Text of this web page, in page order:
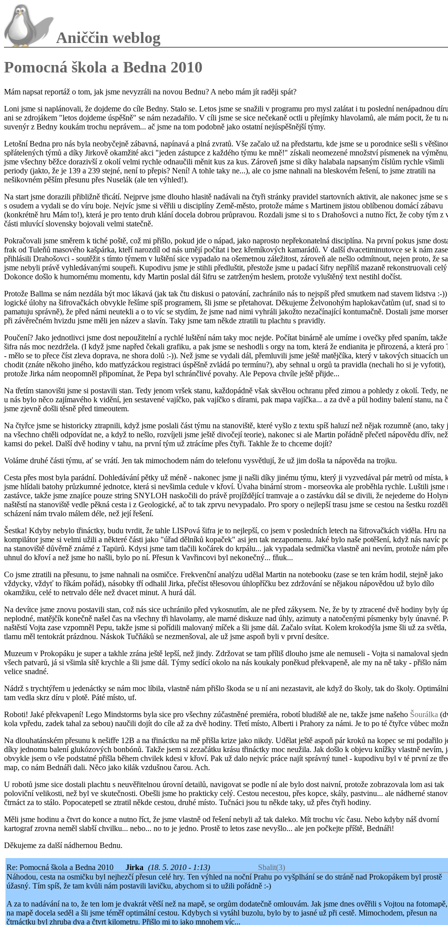
Aniččin weblog
Pomocná škola a Bedna 2010
Mám napsat reportáž o tom, jak jsme nevyzráli na novou Bednu? A nebo mám jít raději spát?
Loni jsme si naplánovali, že dojdeme do cíle Bedny. Stalo se. Letos jsme se snažili v programu pro mysl zalátat i tu poslední nenápadnou
ani se zdrojákem "letos dojdeme úspěšně" se nám nezadařilo. V cíli jsme se sice nečekaně octli u přejímky hlavolamů, ale mám pocit, že tu
suvenýr z Bedny koukám trochu neprávem... ač jsme na tom podobně jako ostatní nejúspěšnější týmy.
Letošní Bedna pro nás byla neobyčejně zábavná, napínavá a plná zvratů. Vše začalo už na předstartu, kde jsme se u porodnice sešli s
spřátelených týmů a díky Jirkově okamžité akci "jeden zástupce z každého týmu ke mně!" získali neomezené množství písmenek na
jsme všechny běžce dorazivší z okolí velmi rychle odnaučili měnit kus za kus. Zároveň jsme si díky halabala napsaným číslům rychle všimli
periody (jakto, že je 139 a 239 stejné, není to přepis? Není! A tohle taky ne...), ale co jsme nahnali na bleskovém řešení, to jsme ztratili na
nešikovném pěším přesunu přes Nuselák (ale ten výhled!).
Na start jsme dorazili přibližně třicátí. Nejprve jsme dlouho hlasitě nadávali na čtyři stránky pravidel startovních aktivit, ale nakonec jsme se
s osudem a vydali se do víru boje. Nejvíc jsme si věřili u disciplíny Země-město, protože máme s Martinem jistou oblíbenou domácí zábavu
(konkrétně hru Mám to!), která je pro tento druh klání docela dobrou průpravou. Rozdali jsme si to s Drahošovci a nutno říct, že coby tým z
části mluvící slovensky bojovali velmi statečně.
Pokračovali jsme směrem k tiché poště, což mi přišlo, pokud jde o nápad, jako naprosto nepřekonatelná disciplína. Na první pokus jsme
frak od Tuleňů masového kašpárka, kteří narozdíl od nás umějí počítat i bez křemíkových kamarádů. V další dvacetiminutovce se k nám zase
přihlásili Drahošovci - soutěžit s tímto týmem v luštění sice vypadalo na ošemetnou záležitost, zároveň ale nešlo odmítnout, nejen proto, že
jsme nebyli právě vyhledávanými soupeři. Kupodivu jsme je stihli předluštit, přestože jsme u padací šifry nepříliš mazaně rekonstruovali
Dokonce došlo k humornému momentu, kdy Martin poslal dál šifru se zatrženým heslem, protože vyluštěný text nestihl dočíst.
Protože Ballma se nám nezdála být moc lákavá (jak tak čtu diskusi o patování, zachránilo nás to nejspíš před smutkem nad stavem lidstva :-))
logické úlohy na šifrovačkách obvykle řešíme spíš programem, šli jsme se přetahovat. Děkujeme Želvonohým haplokavčatům (uf, snad si to
pamatuju správně), že před námi neutekli a o to víc se stydím, že jsme nad nimi vyhráli jakožto nezačínající kontumačně. Dostali jsme
při závěrečném hvizdu jsme měli jen název a slavín. Taky jsme tam někde ztratili tu plachtu s pravidly.
Poučení? Jako jednotlivci jsme dost nepoužitelní a rychlé luštění nám taky moc nejde. Počítat binárně ale umíme i ovečky před spaním,
šifra nás moc nezdržela. (I když jsme napřed čekali grafiku, a pak jsme se neshodli s orgy na tom, která že endianita je přirozená, a která pro
- mělo se to přece číst zleva doprava, ne shora dolů :-)). Než jsme se vydali dál, přemluvili jsme ještě matějčíka, který v takových situacích
chodit (znáte někoho jiného, kdo matfyzáckou registraci úspěšně zvládá po termínu?), aby sehnal u orgů ta pravidla (nechali ho si je vyfotit),
protože Jirka nám neopomněl připomínat, že Pepa byl schránčlivé povahy. Ale Pepova chvíle ještě přijde...
Na třetím stanovišti jsme si postavili stan. Tedy jenom vršek stanu, každopádně však skvělou ochranu před zimou a pohledy z okolí. Tedy,
u nás bylo něco zajímavého k vidění, jen sestavené vajíčko, pak vajíčko s dírami, pak mapa vajíčka... a za dvě a půl hodiny balení stanu, na
jsme zjevně došli těsně před timeoutem.
Na čtyřce jsme se historicky ztrapnili, když jsme poslali část týmu na stanoviště, které vyšlo z textu spíš haluzí než nějak rozumně (ano, taky
na všechno chtěli odpovídat ne, a když to nešlo, rozvíjeli jsme ještě divočejí teorie), nakonec si ale Martin pořádně přečetl nápovědu dřív,
kamsi do pekel. Další dvě hodiny v tahu, na první tým už ztrácíme přes čtyři. Takhle že to chceme dojít?
Voláme druhé části týmu, ať se vrátí. Jen tak mimochodem nám do telefonu vysvětlují, že už jim došla ta nápověda na trojku.
Cesta přes most byla parádní. Dohledávání pětky už méně - nakonec jsme ji našli díky jinému týmu, který ji vyzvedával pár metrů od místa,
jsme hlídali batohy průzkumné jednotce, která si nevšimla cedule v křoví. Úvaha binární strom - morseovka ale proběhla rychle. Luštili jsme
zastávce, takže jsme znajíce pouze string SNYLOH naskočili do právě projíždějící tramvaje a o zastávku dál se divili, že nejedeme do
naštěstí na stanoviště vedle pěkná cesta i z Geologické, ač to tak zprvu nevypadalo. Pro spory o nejlepší trasu jsme se cestou na šestku
scházení nám trvalo málem déle, než její řešení.
Šestka! Kdyby nebylo třináctky, budu tvrdit, že tahle LISPová šifra je to nejlepší, co jsem v posledních letech na šifrovačkách viděla. Hru na
kompilátor jsme si velmi užili a některé části jako "úřad dělníků kopaček" asi jen tak nezapomenu. Jaké bylo naše potěšení, když nás navíc
na stanoviště důvěrně známé z Tapürů. Kdysi jsme tam tlačili kočárek do krpálu... jak vypadala sedmička vlastně ani nevím, protože nám
uhnul do křoví a než jsme ho našli, bylo po ní. Přesun k Vavřincovi byl nekonečný... fňuk...
Co jsme ztratili na přesunu, to jsme nahnali na osmičce. Frekvenční analýzu udělal Martin na notebooku (zase se ten krám hodil, stejně jako
vždycky, vždyť to říkám pořád), násobky tří odhalil Jirka, přečíst tělesovou úhlopříčku bez zdržování se nějakou nápovědou už bylo dílo
okamžiku, celé to netrvalo déle než dvacet minut. A hurá dál.
Na devítce jsme znovu postavili stan, což nás sice uchránilo před vykosnutím, ale ne před zákysem. Ne, že by ty ztracené dvě hodiny byly
neplodné, matějčík konečně našel čas na všechny tři hlavolamy, ale marné diskuze nad úhly, azimuty a natočenými písmenky byly únavné.
naštěstí Vojta zase vzpomněl Pepu, takže jsme si pořídili malovaný míček a šli jsme dál. Začalo svítat. Kolem krokodýla jsme šli už za světla,
tlamu měl tentokrát prázdnou. Náskok Tučňáků se nezmenšoval, ale už jsme aspoň byli v první desítce.
Muzeum v Prokopáku je super a takhle zrána ještě lepší, než jindy. Zdržovat se tam příliš dlouho jsme ale nemuseli - Vojta si namaloval
všech patvarů, já si všimla sítě krychle a šli jsme dál. Týmy sedící okolo na nás koukaly poněkud překvapeně, ale my na ně taky - přišlo nám
velice snadné.
Nádrž s trychtýřem u jedenáctky se nám moc líbila, vlastně nám přišlo škoda se u ní ani nezastavit, ale když do školy, tak do školy.
tam vedla skrz díru v plotě. Páté místo, uf.
Roboti! Jaké překvapení! Lego Mindstorms byla sice pro všechny zúčastněné premiéra, robotí bludiště ale ne, takže jsme našeho Šourálka
kola vpředu, zadek tahal za sebou) naučili dojít do cíle až za dvě hodiny. Třetí místo, Alberti i Prahory za námi. Je to po té čtyřce vůbec
Na dlouhatánském přesunu k nešifře 12B a na třináctku na mě přišla krize jako nikdy. Udělat ještě aspoň pár kroků na kopec se mi podařilo
díky jednomu balení glukózových bonbónů. Takže jsem si zezačátku krásu třináctky moc neužila. Jak došlo k objevu knížky vlastně nevím,
obvykle jsem o vše podstatné přišla během chvilek kdesi v křoví. Pak už dalo nejvíc práce najít správný tunel - kupodivu byl v té první ze
map, co nám Bednáři dali. Něco jako kilák vzdušnou čarou. Ach.
U robotů jsme sice dostali plachtu s neuvěřitelnou úrovní detailů, navigovat se podle ní ale bylo dost naivní, protože zobrazovala lom asi tak
poloviční velikosti, než byl ve skutečnosti. Obešli jsme ho prakticky celý. Cestou necestou, přes kopce, skály, pastvinu... ale nádherné
čtrnáct za to stálo. Popocatepetl se ztratil někde cestou, druhé místo. Tučnáci jsou tu někde taky, už přes čtyři hodiny.
Měli jsme hodinu a čtvrt do konce a nutno říct, že jsme vlastně od řešení nebyli až tak daleko. Mít trochu víc času. Nebo kdyby náš dvorní
kartograf zrovna neměl slabší chvilku... nebo... no to je jedno. Prostě to letos zase nevyšlo... ale jen počkejte příště, Bednáři!
Děkujeme za další nádhernou Bednu.
Re: Pomocná škola a Bedna 2010 Jirka (18. 5. 2010 - 1:13) Sbalit(3)
Náhodou, cesta na osmičku byl nejhezčí přesun celé hry. Ten výhled na noční Prahu po vyšplhání se do stráně nad Prokopákem byl prostě
úžasný. Tím spíš, že tam kvůli nám postavili lavičku, abychom si to užili pořádně :-)
A za to nadávání na to, že ten lom je dvakrát větší než na mapě, se orgům dodatečně omlouvám. Jak jsme dnes ověřili s Vojtou na
na mapě docela seděl a šli jsme téměř optimální cestou. Kdybych si vytáhl buzolu, bylo by to jasné už při cestě. Mimochodem, přesun na
čtrnáctku byl zhruba dva a čtvrt kilometru. Přišlo mi to jako mnohem víc...